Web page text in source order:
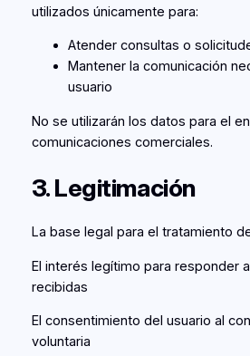
utilizados únicamente para:
Atender consultas o
Mantener la comunicación
usuario
No se utilizarán los datos para el
comunicaciones comerciales.
3. Legitimación
La base legal para el tratamiento
El interés legítimo para responder
recibidas
El consentimiento del usuario al
voluntaria